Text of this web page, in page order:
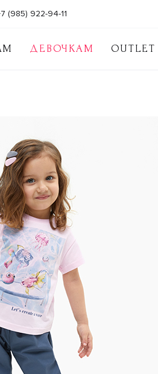
ДЕВОЧКАМ OUTLET
(985) 922-94-11